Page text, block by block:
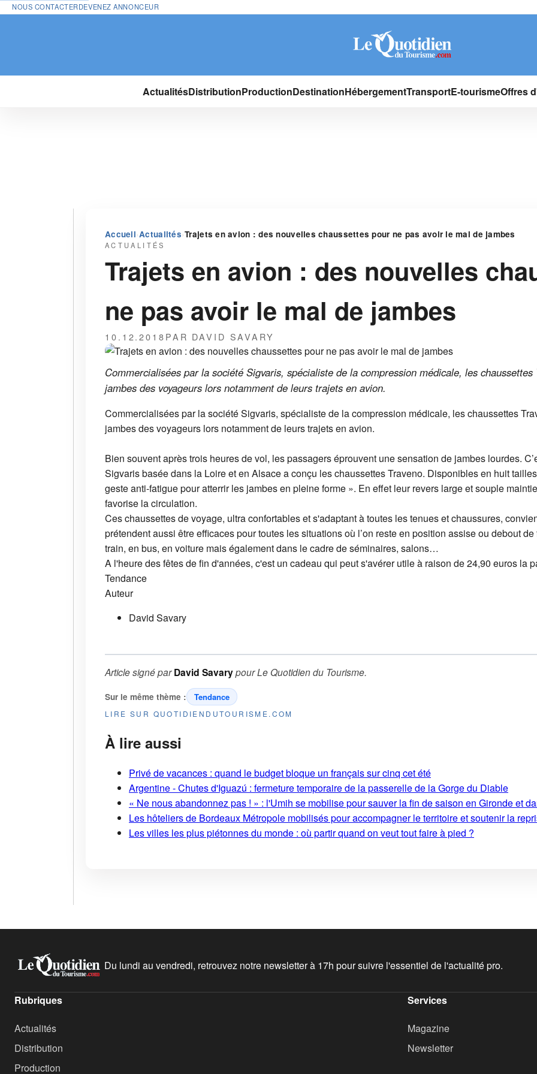
NOUS CONTACTERDEVENEZ ANNONCEUR
ActualitésDistributionProductionDestinationHébergementTransportE-tourismeOffres
Accueil›Actualités›Trajets en avion : des nouvelles chaussettes pour ne pas avoir le mal de jambes
ACTUALITÉS
Trajets en avion : des nouvelles
ne pas avoir le mal de jambes
10.12.2018PAR DAVID SAVARY
Commercialisées par la société Sigvaris, spécialiste de la compression médicale, les
jambes des voyageurs lors notamment de leurs trajets en avion.
Commercialisées par la société Sigvaris, spécialiste de la compression médicale, les chaussettes
jambes des voyageurs lors notamment de leurs trajets en avion.
Bien souvent après trois heures de vol, les passagers éprouvent une sensation de jambes lourdes.
Sigvaris basée dans la Loire et en Alsace a conçu les chaussettes Traveno. Disponibles en huit
geste anti-fatigue pour atterrir les jambes en pleine forme ». En effet leur revers large et souple
favorise la circulation.
Ces chaussettes de voyage, ultra confortables et s'adaptant à toutes les tenues et chaussures,
prétendent aussi être efficaces pour toutes les situations où l’on reste en position assise ou debout
train, en bus, en voiture mais également dans le cadre de séminaires, salons…
A l'heure des fêtes de fin d'années, c'est un cadeau qui peut s'avérer utile à raison de 24,90 euros la
Tendance
Auteur
David Savary
Article signé parDavid SavarypourLe Quotidien du Tourisme.
Sur le même thème : Tendance
LIRE SUR QUOTIDIENDUTOURISME.COM
À lire aussi
Privé de vacances : quand le budget bloque un français sur cinq cet été
Argentine - Chutes d'Iguazú : fermeture temporaire de la passerelle de la Gorge du Diable
« Ne nous abandonnez pas ! » : l'Umih se mobilise pour sauver la fin de saison en Gironde et
Les hôteliers de Bordeaux Métropole mobilisés pour accompagner le territoire et soutenir la
Les villes les plus piétonnes du monde : où partir quand on veut tout faire à pied ?
Du lundi au vendredi, retrouvez notre newsletter à 17h pour suivre l'essentiel de l'actualité pro.
Rubriques
Actualités
Distribution
Production
Services
Magazine
Newsletter